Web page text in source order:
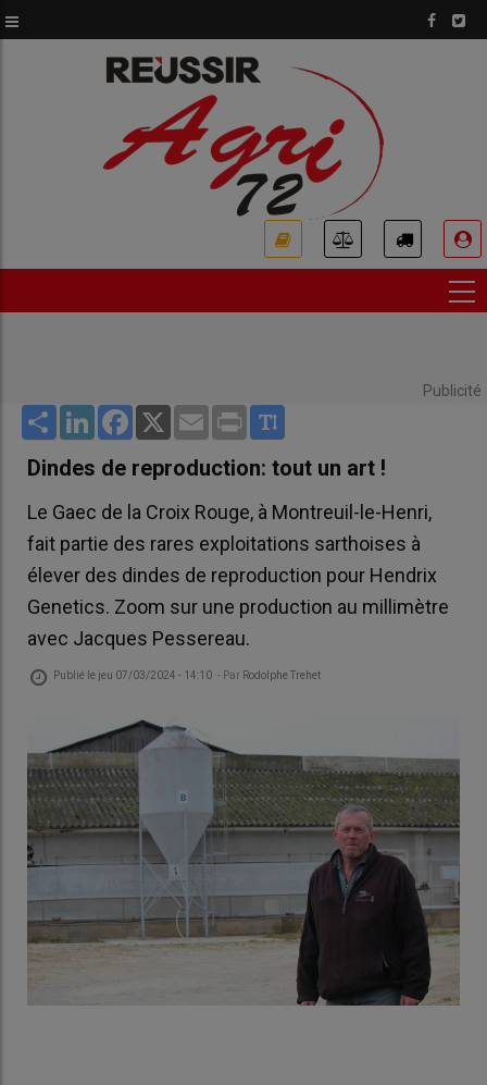
au
Publicité
Share LinkedInFacebook
X Email Print
Dindes de reproduction: tout un art !
Le Gaec de la Croix Rouge, à Montreuil-le-Henri,
fait partie des rares exploitations sarthoises à
élever des dindes de reproduction pour Hendrix
Genetics. Zoom sur une production au millimètre
avec Jacques Pessereau.
Publié le jeu 07/03/2024 - 14:10 - Par Rodolphe Trehet